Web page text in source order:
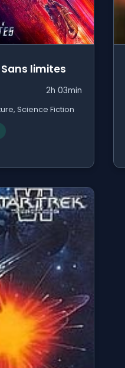
limites
2h 03min
Science Fiction